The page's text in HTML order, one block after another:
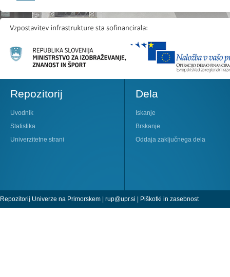
Repozitorij
Uvodnik
Statistika
Univerzitetne strani
Dela
Iskanje
Brskanje
Oddaja zaključnega dela
Repozitorij Univerze na Primorskem | rup@upr.si | Piškotki in zasebnost